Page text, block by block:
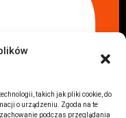
takich jak pliki cookie, do
o urządzeniu. Zgoda na te
podczas przeglądania